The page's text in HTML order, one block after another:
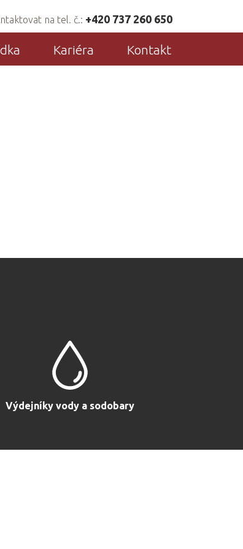
na tel. č.: +420 737 260 650
Kariéra Kontakt
Výdejníky vody a sodobary